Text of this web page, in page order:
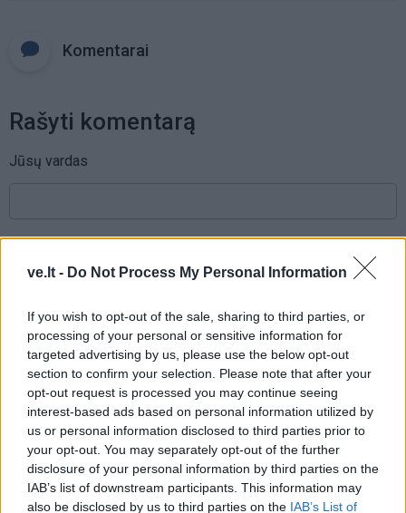
ve.lt - Do Not Process My Personal Information
If you wish to opt-out of the sale, sharing to third parties, or
processing of your personal or sensitive information for
targeted advertising by us, please use the below opt-out
section to confirm your selection. Please note that after your
opt-out request is processed you may continue seeing
interest-based ads based on personal information utilized by
us or personal information disclosed to third parties prior to
your opt-out. You may separately opt-out of the further
disclosure of your personal information by third parties on the
IAB’s list of downstream participants. This information may
also be disclosed by us to third parties on the IAB’s List of
Komentarai
Rašyti komentarą
Jūsų vardas
Komentaras
Sutinku sutaisyklėmis
This site is protected by
reCAPTCHA and the Google
Privacy Policy and Terms of
Service apply.